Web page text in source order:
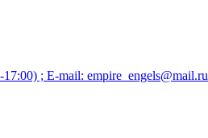
; E-mail: empire_engels@mail.ru